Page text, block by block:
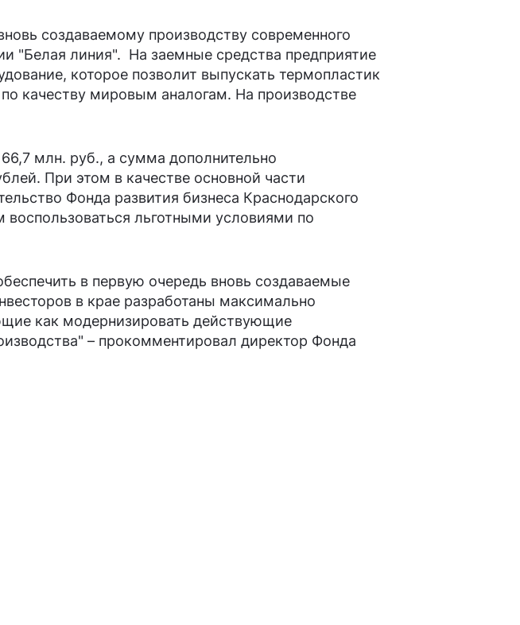
создаваемому производству современного
"Белая линия". На заемные средства предприятие
которое позволит выпускать термопластик
качеству мировым аналогам. На производстве
млн. руб., а сумма дополнительно
При этом в качестве основной части
Фонда развития бизнеса Краснодарского
льготными условиями по
в первую очередь вновь создаваемые
в крае разработаны максимально
как модернизировать действующие
– прокомментировал директор Фонда